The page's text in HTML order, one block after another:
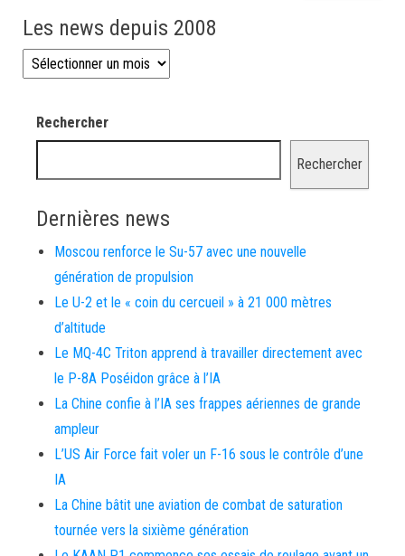
Les news depuis 2008
Les news depuis 2008
Rechercher
Rechercher
Dernières news
Moscou renforce le Su-57 avec une nouvelle
génération de propulsion
Le U-2 et le « coin du cercueil » à 21 000 mètres
d’altitude
Le MQ-4C Triton apprend à travailler directement avec
le P-8A Poséidon grâce à l’IA
La Chine confie à l’IA ses frappes aériennes de grande
ampleur
L’US Air Force fait voler un F-16 sous le contrôle d’une
IA
La Chine bâtit une aviation de combat de saturation
tournée vers la sixième génération